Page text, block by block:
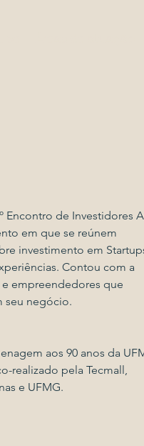
Encontro de Investidores
em que se reúnem
investimento em
Contou com a
empreendedores que
seu negócio.
aos 90 anos da
realizado pela Tecmall,
e UFMG.